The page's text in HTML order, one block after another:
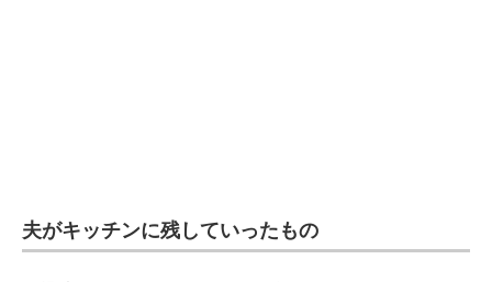
夫がキッチンに残していったもの